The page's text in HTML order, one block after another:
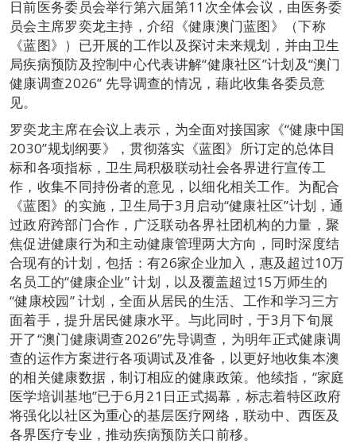
日前医务委员会举行第六届第11次全体会议，由医务委
员会主席罗奕龙主持，介绍《健康澳门蓝图》（下称
《蓝图》）已开展的工作以及探讨未来规划，并由卫生
局疾病预防及控制中心代表讲解“健康社区”计划及“澳门
健康调查2026” 先导调查的情况，藉此收集各委员意
见。
罗奕龙主席在会议上表示，为全面对接国家《“健康中国
2030”规划纲要》，贯彻落实《蓝图》所订定的总体目
标和各项指标，卫生局积极联动社会各界进行宣传工
作，收集不同持份者的意见，以细化相关工作。为配合
《蓝图》的实施，卫生局于3月启动“健康社区”计划，通
过政府跨部门合作，广泛联动各界社团机构的力量，聚
焦促进健康行为和主动健康管理两大方向，同时深度结
合现有的计划，包括：有26家企业加入，惠及超过10万
名员工的“健康企业” 计划，以及覆盖超过15万师生的
“健康校园” 计划，全面从居民的生活、工作和学习三方
面着手，提升居民健康水平。与此同时，于3月下旬展
开了“澳门健康调查2026”先导调查，为明年正式健康调
查的运作方案进行各项调试及准备，以更好地收集本澳
的相关健康数据，制订相应的健康政策。他续指，“家庭
医学培训基地”已于6月21日正式揭幕，标志着特区政府
将强化以社区为重心的基层医疗网络，联动中、西医及
各界医疗专业，推动疾病预防关口前移。